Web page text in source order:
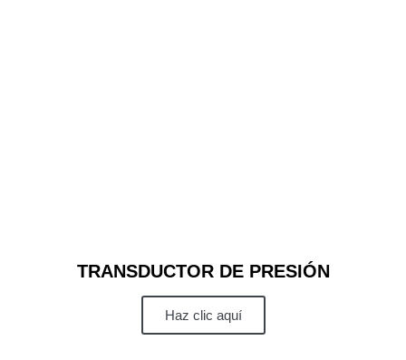
TRANSDUCTOR DE PRESIÓN
Haz clic aquí